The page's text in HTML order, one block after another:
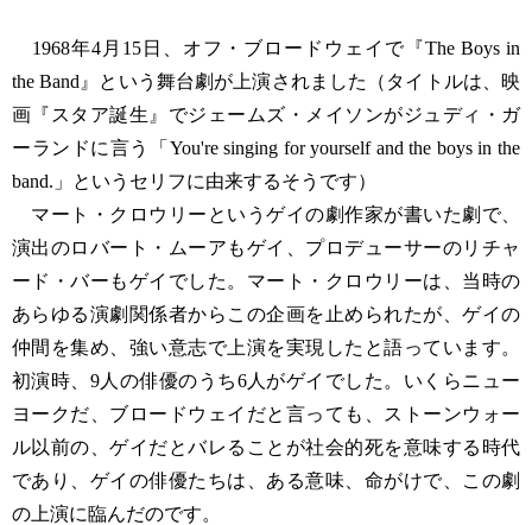
1968年4月15日、オフ・ブロードウェイで『The Boys in
the Band』という舞台劇が上演されました（タイトルは、映
画『スタア誕生』でジェームズ・メイソンがジュディ・ガ
ーランドに言う「You're singing for yourself and the boys in the
band.」というセリフに由来するそうです）
マート・クロウリーというゲイの劇作家が書いた劇で、
演出のロバート・ムーアもゲイ、プロデューサーのリチャ
ード・バーもゲイでした。マート・クロウリーは、当時の
あらゆる演劇関係者からこの企画を止められたが、ゲイの
仲間を集め、強い意志で上演を実現したと語っています。
初演時、9人の俳優のうち6人がゲイでした。いくらニュー
ヨークだ、ブロードウェイだと言っても、ストーンウォー
ル以前の、ゲイだとバレることが社会的死を意味する時代
であり、ゲイの俳優たちは、ある意味、命がけで、この劇
の上演に臨んだのです。